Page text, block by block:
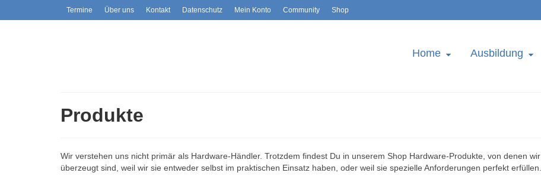
Termine Über uns Kontakt Datenschutz Mein Konto Community Shop
Home Ausbildung
Produkte
Wir verstehen uns nicht primär als Hardware-Händler. Trotzdem findest Du in unserem Shop Hardware-Produkte, von denen wir
überzeugt sind, weil wir sie entweder selbst im praktischen Einsatz haben, oder weil sie spezielle Anforderungen perfekt erfüllen.